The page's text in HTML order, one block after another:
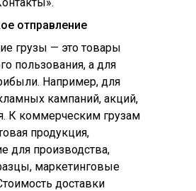
отправление
грузы — это товары
пользования, а для
Например, для
кампаний, акций,
К коммерческим грузам
продукция,
для производства,
маркетинговые
доставки